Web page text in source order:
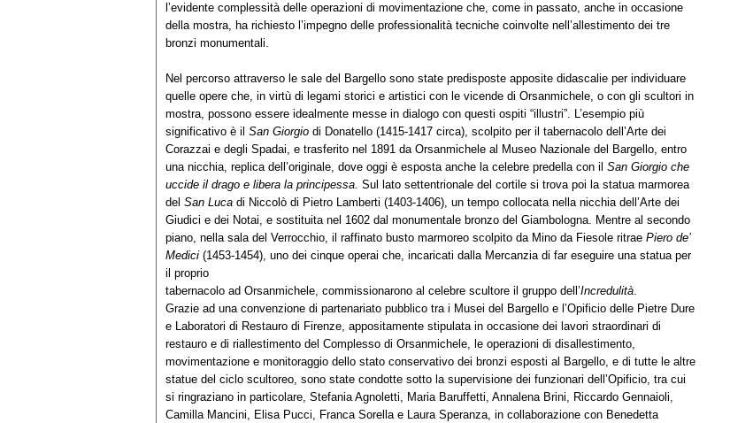
l’evidente complessità delle operazioni di movimentazione che, come in passato, anche in occasione
della mostra, ha richiesto l’impegno delle professionalità tecniche coinvolte nell’allestimento dei tre
bronzi monumentali.
Nel percorso attraverso le sale del Bargello sono state predisposte apposite didascalie per individuare
quelle opere che, in virtù di legami storici e artistici con le vicende di Orsanmichele, o con gli scultori in
mostra, possono essere idealmente messe in dialogo con questi ospiti “illustri”. L’esempio più
significativo è il San Giorgio di Donatello (1415-1417 circa), scolpito per il tabernacolo dell’Arte dei
Corazzai e degli Spadai, e trasferito nel 1891 da Orsanmichele al Museo Nazionale del Bargello, entro
una nicchia, replica dell’originale, dove oggi è esposta anche la celebre predella con il San Giorgio che
uccide il drago e libera la principessa. Sul lato settentrionale del cortile si trova poi la statua marmorea
del San Luca di Niccolò di Pietro Lamberti (1403-1406), un tempo collocata nella nicchia dell’Arte dei
Giudici e dei Notai, e sostituita nel 1602 dal monumentale bronzo del Giambologna. Mentre al secondo
piano, nella sala del Verrocchio, il raffinato busto marmoreo scolpito da Mino da Fiesole ritrae Piero de’
Medici (1453-1454), uno dei cinque operai che, incaricati dalla Mercanzia di far eseguire una statua per
il proprio
tabernacolo ad Orsanmichele, commissionarono al celebre scultore il gruppo dell’Incredulità.
Grazie ad una convenzione di partenariato pubblico tra i Musei del Bargello e l’Opificio delle Pietre Dure
e Laboratori di Restauro di Firenze, appositamente stipulata in occasione dei lavori straordinari di
restauro e di riallestimento del Complesso di Orsanmichele, le operazioni di disallestimento,
movimentazione e monitoraggio dello stato conservativo dei bronzi esposti al Bargello, e di tutte le altre
statue del ciclo scultoreo, sono state condotte sotto la supervisione dei funzionari dell’Opificio, tra cui
si ringraziano in particolare, Stefania Agnoletti, Maria Baruffetti, Annalena Brini, Riccardo Gennaioli,
Camilla Mancini, Elisa Pucci, Franca Sorella e Laura Speranza, in collaborazione con Benedetta